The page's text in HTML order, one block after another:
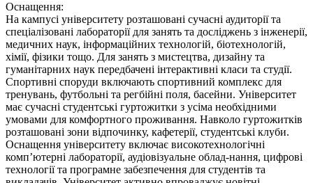
Оснащення:
На кампусі університету розташовані сучасні аудиторії та
спеціалізовані лабораторії для занять та досліджень з інженерії,
медичних наук, інформаційних технологій, біотехнологій,
хімії, фізики тощо. Для занять з мистецтва, дизайну та
гуманітарних наук передбачені інтерактивні класи та студії.
Спортивні споруди включають спортивний комплекс для
тренувань, футбольні та регбійні поля, басейни. Університет
має сучасні студентські гуртожитки з усіма необхідними
умовами для комфортного проживання. Навколо гуртожитків
розташовані зони відпочинку, кафетерії, студентські клуби.
Оснащення університету включає високотехнологічні
комп’ютерні лабораторії, аудіовізуальне облад-нання, цифрові
технології та програмне забезпечення для студентів та